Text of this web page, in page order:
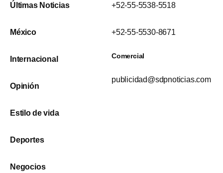
Últimas Noticias
México
Internacional
Opinión
Estilo de vida
Deportes
Negocios
+52-55-5538-5518
+52-55-5530-8671
Comercial
publicidad@sdpnoticias.com